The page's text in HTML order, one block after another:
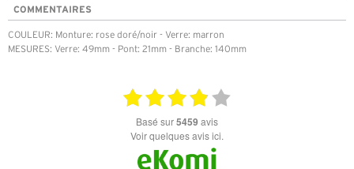
COMMENTAIRES
COULEUR: Monture: rose doré/noir - Verre: marron
MESURES: Verre: 49mm - Pont: 21mm - Branche: 140mm
basé sur5459 avis
Voir quelques avis ici.